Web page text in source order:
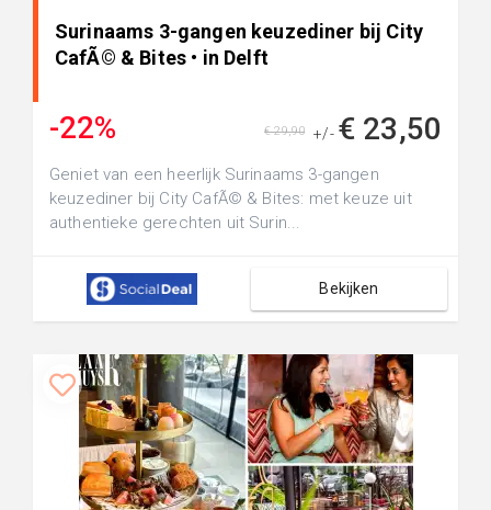
Surinaams 3-gangen keuzediner bij City
CafÃ© & Bites • in Delft
-22% +/- € 23,50
€ 29,90
Geniet van een heerlijk Surinaams 3-gangen
keuzediner bij City CafÃ© & Bites: met keuze uit
authentieke gerechten uit Surin...
Bekijken